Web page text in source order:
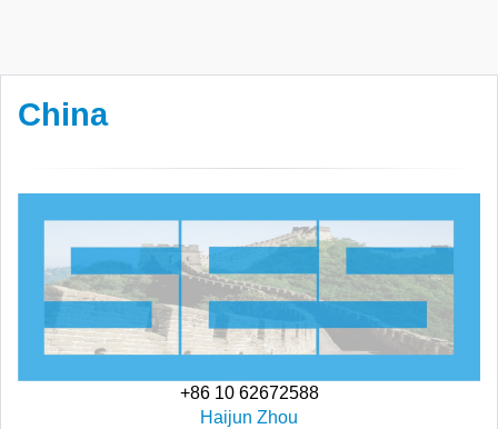
China
+86 10 62672588
Haijun Zhou